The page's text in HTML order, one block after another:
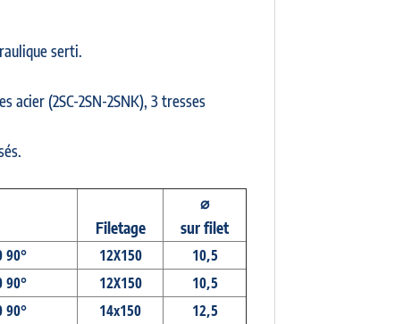
serti.
acier (2SC-2SN-2SNK), 3 tresses
Filetage
⌀
sur filet
90° 12X150
10,5
90° 12X150
10,5
90° 14x150
12,5